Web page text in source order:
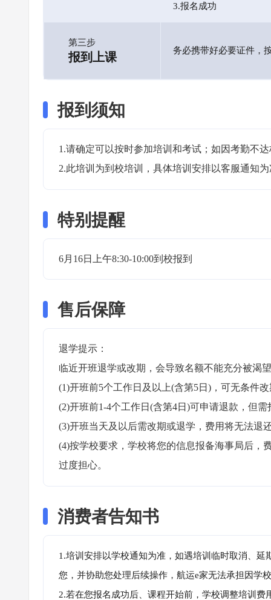
3.报名成功
第三步
报到上课 务必携带好必要证件，
报到须知
1.请确定可以按时参加培训和考试；如因考勤不
2.此培训为到校培训，具体培训安排以客服通知
特别提醒
6月16日上午8:30-10:00到校报到
售后保障
退学提示：
临近开班退学或改期，会导致名额不能充分被渴
(1)开班前5个工作日及以上(含第5日)，可无条件
(2)开班前1-4个工作日(含第4日)可申请退款，但
(3)开班当天及以后需改期或退学，费用将无法退
(4)按学校要求，学校将您的信息报备海事局后，
过度担心。
消费者告知书
1.培训安排以学校通知为准，如遇培训临时取消、
您，并协助您处理后续操作，航运e家无法承担因学
2.若在您报名成功后、课程开始前，学校调整培训